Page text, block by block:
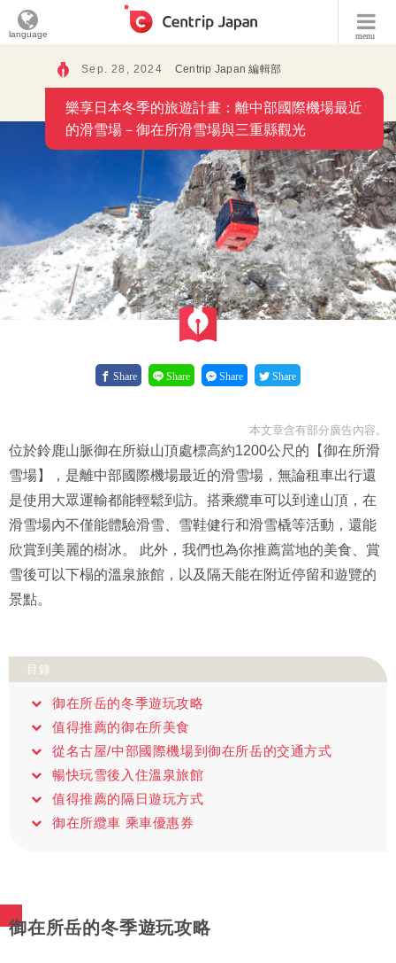
menu
language
Sep. 28, 2024 Centrip Japan 編輯部
樂享日本冬季的旅遊計畫：離中部國際機場最近
的滑雪場－御在所滑雪場與三重縣觀光
Share Share Share Share
本文章含有部分廣告內容。
位於鈴鹿山脈御在所嶽山頂處標高約1200公尺的【御在所滑
雪場】，是離中部國際機場最近的滑雪場，無論租車出行還
是使用大眾運輸都能輕鬆到訪。搭乘纜車可以到達山頂，在
滑雪場內不僅能體驗滑雪、雪鞋健行和滑雪橇等活動，還能
欣賞到美麗的樹冰。 此外，我們也為你推薦當地的美食、賞
雪後可以下榻的溫泉旅館，以及隔天能在附近停留和遊覽的
景點。
目錄
御在所岳的冬季遊玩攻略
值得推薦的御在所美食
從名古屋/中部國際機場到御在所岳的交通方式
暢快玩雪後入住溫泉旅館
值得推薦的隔日遊玩方式
御在所纜車 乘車優惠券
御在所岳的冬季遊玩攻略